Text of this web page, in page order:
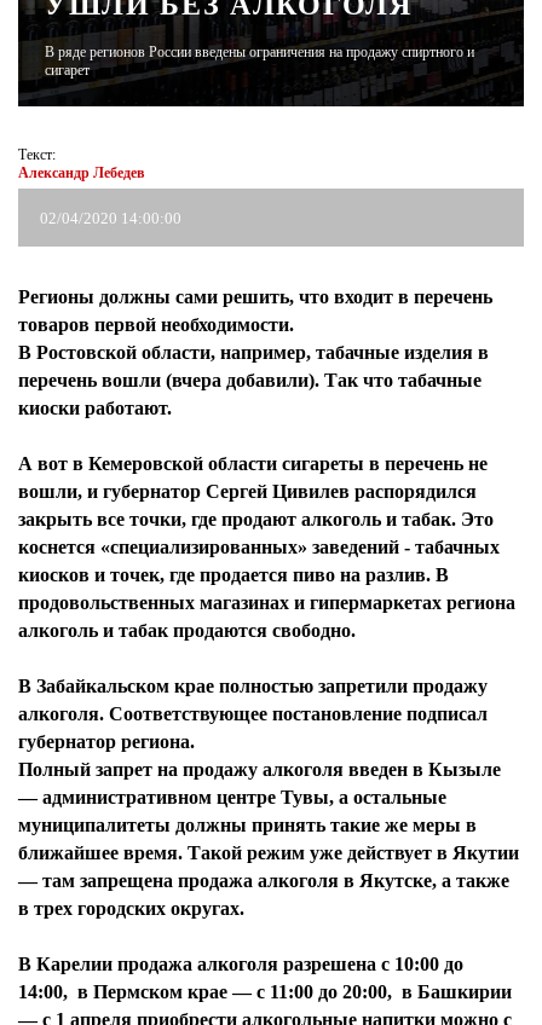
ЖУРНАЛ
В ряде регионов России введены ограничения на продажу спиртного и
сигарет
Текст:
Александр Лебедев
02/04/2020 14:00:00
Регионы должны сами решить, что входит в перечень
товаров первой необходимости.
В Ростовской области, например, табачные изделия в
перечень вошли (вчера добавили). Так что табачные
киоски работают.
А вот в Кемеровской области сигареты в перечень не
вошли, и губернатор Сергей Цивилев распорядился
закрыть все точки, где продают алкоголь и табак. Это
коснется «специализированных» заведений - табачных
киосков и точек, где продается пиво на разлив. В
продовольственных магазинах и гипермаркетах региона
алкоголь и табак продаются свободно.
В Забайкальском крае полностью запретили продажу
алкоголя. Соответствующее постановление подписал
губернатор региона.
Полный запрет на продажу алкоголя введен в Кызыле
— административном центре Тувы, а остальные
муниципалитеты должны принять такие же меры в
ближайшее время. Такой режим уже действует в Якутии
— там запрещена продажа алкоголя в Якутске, а также
в трех городских округах.
В Карелии продажа алкоголя разрешена с 10:00 до
14:00, в Пермском крае — с 11:00 до 20:00, в Башкирии
— с 1 апреля приобрести алкогольные напитки можно с